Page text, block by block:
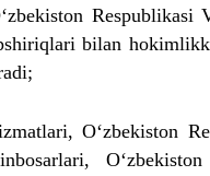
Respublikasi
bilan
O‘zbekiston